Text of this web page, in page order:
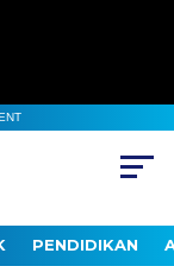
PENDIDIKAN